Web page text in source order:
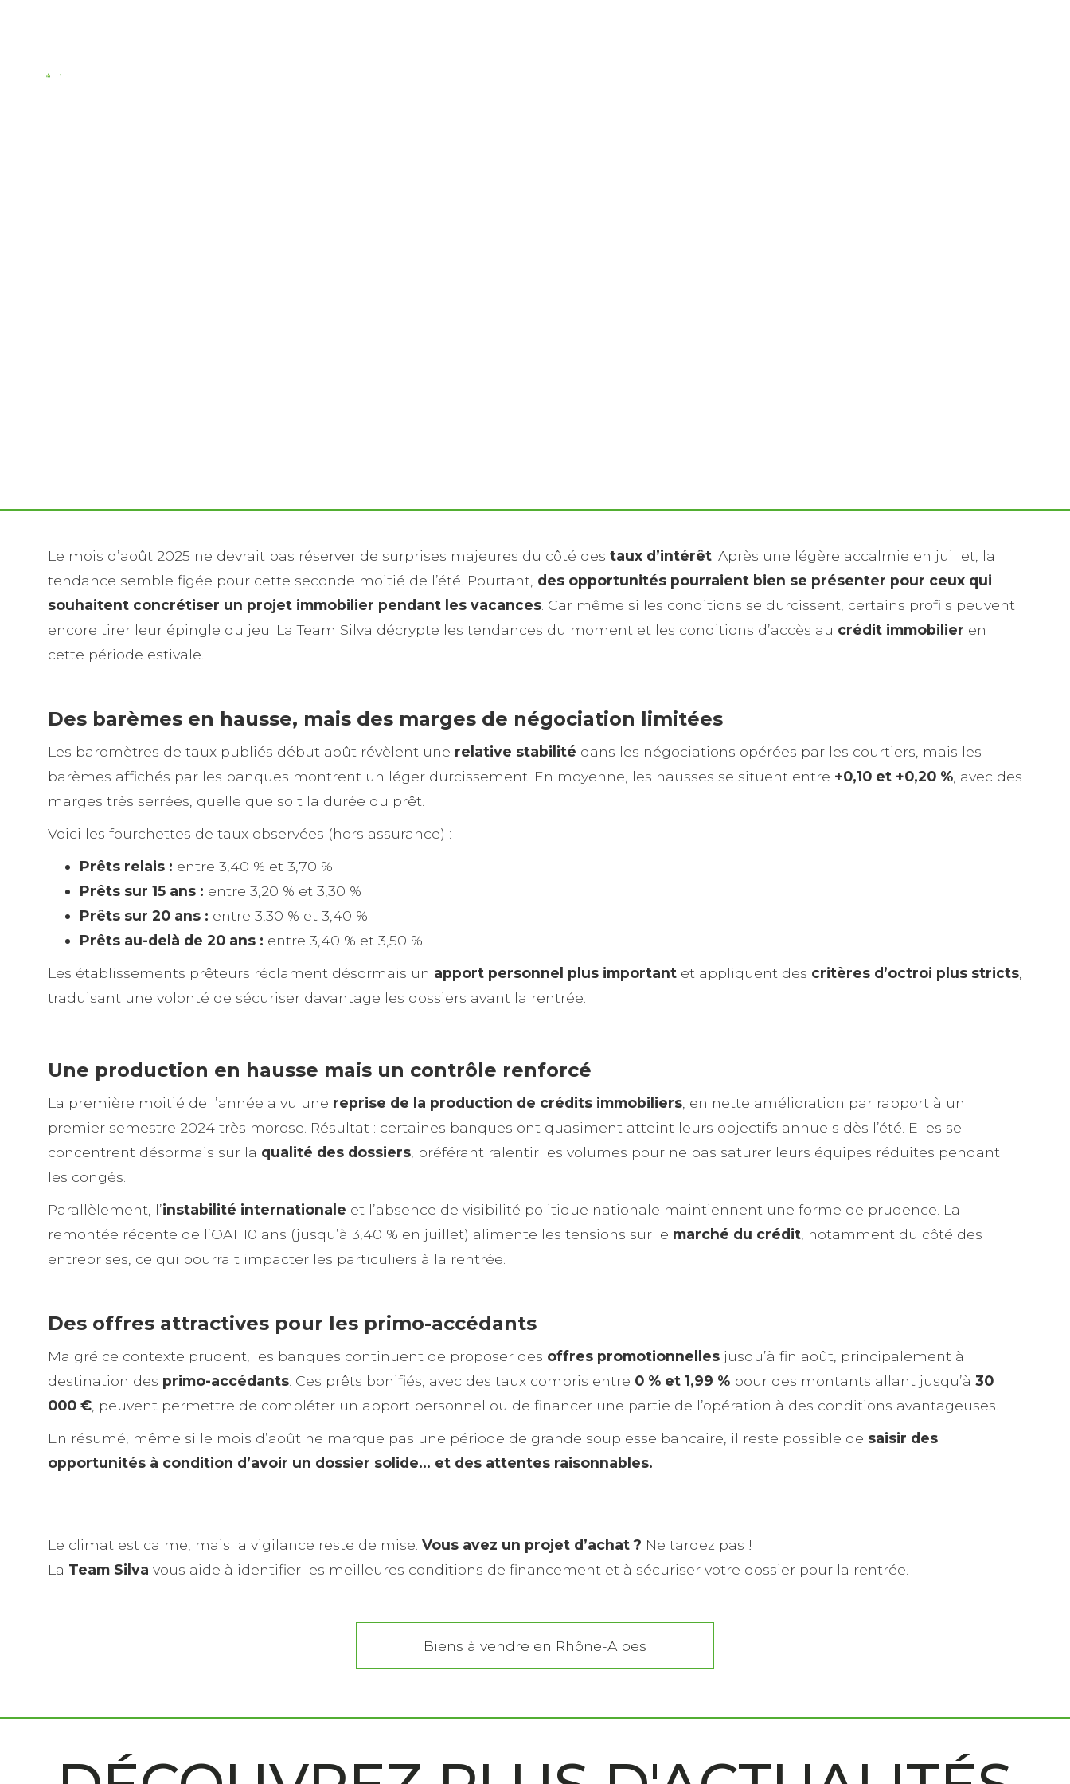
Le mois d’août 2025 ne devrait pas réserver de surprises majeures du côté des taux d’intérêt . Après une légère accalmie en juillet, la
tendance semble figée pour cette seconde moitié de l’été. Pourtant, des opportunités pourraient bien se présenter pour ceux qui
souhaitent concrétiser un projet immobilier pendant les vacances . Car même si les conditions se durcissent, certains profils peuvent
encore tirer leur épingle du jeu. La Team Silva décrypte les tendances du moment et les conditions d’accès au crédit immobilier en
cette période estivale.
Des barèmes en hausse, mais des marges de négociation limitées
Les baromètres de taux publiés début août révèlent une relative stabilité dans les négociations opérées par les courtiers, mais les
barèmes affichés par les banques montrent un léger durcissement. En moyenne, les hausses se situent entre +0,10 et +0,20 % , avec des
marges très serrées, quelle que soit la durée du prêt.
Voici les fourchettes de taux observées (hors assurance) :
Prêts relais : entre 3,40 % et 3,70 %
Prêts sur 15 ans : entre 3,20 % et 3,30 %
Prêts sur 20 ans : entre 3,30 % et 3,40 %
Prêts au-delà de 20 ans : entre 3,40 % et 3,50 %
Les établissements prêteurs réclament désormais un apport personnel plus important et appliquent des critères d’octroi plus stricts
traduisant une volonté de sécuriser davantage les dossiers avant la rentrée.
Une production en hausse mais un contrôle renforcé
La première moitié de l’année a vu une reprise de la production de crédits immobiliers , en nette amélioration par rapport à un
premier semestre 2024 très morose. Résultat : certaines banques ont quasiment atteint leurs objectifs annuels dès l’été. Elles se
concentrent désormais sur la qualité des dossiers , préférant ralentir les volumes pour ne pas saturer leurs équipes réduites pendant
les congés.
Parallèlement, l’instabilité internationale et l’absence de visibilité politique nationale maintiennent une forme de prudence. La
remontée récente de l’OAT 10 ans (jusqu’à 3,40 % en juillet) alimente les tensions sur le marché du crédit , notamment du côté des
entreprises, ce qui pourrait impacter les particuliers à la rentrée.
Des offres attractives pour les primo-accédants
Malgré ce contexte prudent, les banques continuent de proposer des offres promotionnelles jusqu’à fin août, principalement à
destination des primo-accédants . Ces prêts bonifiés, avec des taux compris entre 0 % et 1,99 % pour des montants allant jusqu’à 30
000 € , peuvent permettre de compléter un apport personnel ou de financer une partie de l’opération à des conditions avantageuses.
En résumé, même si le mois d’août ne marque pas une période de grande souplesse bancaire, il reste possible de saisir des
opportunités à condition d’avoir un dossier solide… et des attentes raisonnables.
Le climat est calme, mais la vigilance reste de mise. Vous avez un projet d’achat ? Ne tardez pas !
La Team Silva vous aide à identifier les meilleures conditions de financement et à sécuriser votre dossier pour la rentrée.
Biens à vendre en Rhône-Alpes